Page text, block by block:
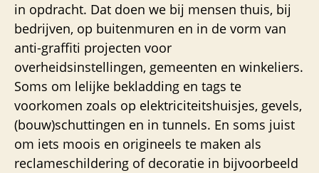
in opdracht. Dat doen we bij mensen thuis, bij
bedrijven, op buitenmuren en in de vorm van
anti-graffiti projecten voor
overheidsinstellingen, gemeenten en winkeliers.
Soms om lelijke bekladding en tags te
voorkomen zoals op elektriciteitshuisjes, gevels,
(bouw)schuttingen en in tunnels. En soms juist
om iets moois en origineels te maken als
reclameschildering of decoratie in bijvoorbeeld